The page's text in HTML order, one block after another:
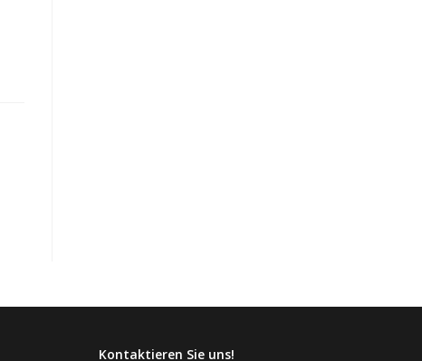
Kontaktieren Sie uns!